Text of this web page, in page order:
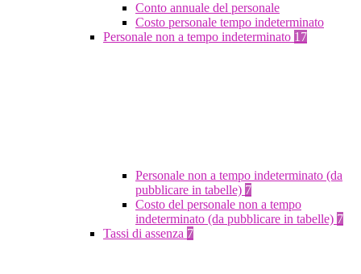
Conto annuale del personale
Costo personale tempo indeterminato
Personale non a tempo indeterminato 17
Personale non a tempo indeterminato (da
pubblicare in tabelle) 7
Costo del personale non a tempo
indeterminato (da pubblicare in tabelle) 7
Tassi di assenza 7